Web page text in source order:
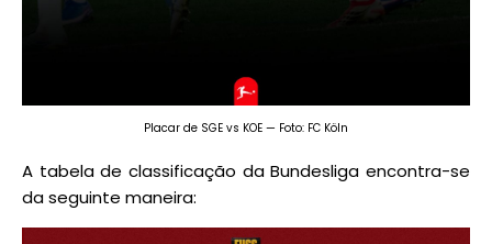
Placar de SGE vs KOE — Foto: FC Köln
A tabela de classificação da Bundesliga encontra-se
da seguinte maneira: